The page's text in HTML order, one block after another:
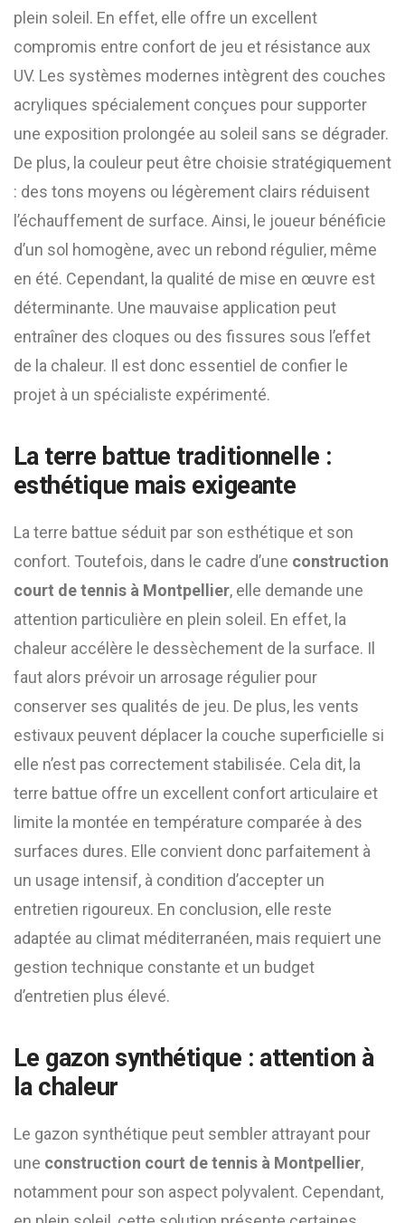
plein soleil. En effet, elle offre un excellent
compromis entre confort de jeu et résistance aux
UV. Les systèmes modernes intègrent des couches
acryliques spécialement conçues pour supporter
une exposition prolongée au soleil sans se dégrader.
De plus, la couleur peut être choisie stratégiquement
: des tons moyens ou légèrement clairs réduisent
l’échauffement de surface. Ainsi, le joueur bénéficie
d’un sol homogène, avec un rebond régulier, même
en été. Cependant, la qualité de mise en œuvre est
déterminante. Une mauvaise application peut
entraîner des cloques ou des fissures sous l’effet
de la chaleur. Il est donc essentiel de confier le
projet à un spécialiste expérimenté.
La terre battue traditionnelle :
esthétique mais exigeante
La terre battue séduit par son esthétique et son
confort. Toutefois, dans le cadre d’une construction
court de tennis à Montpellier, elle demande une
attention particulière en plein soleil. En effet, la
chaleur accélère le dessèchement de la surface. Il
faut alors prévoir un arrosage régulier pour
conserver ses qualités de jeu. De plus, les vents
estivaux peuvent déplacer la couche superficielle si
elle n’est pas correctement stabilisée. Cela dit, la
terre battue offre un excellent confort articulaire et
limite la montée en température comparée à des
surfaces dures. Elle convient donc parfaitement à
un usage intensif, à condition d’accepter un
entretien rigoureux. En conclusion, elle reste
adaptée au climat méditerranéen, mais requiert une
gestion technique constante et un budget
d’entretien plus élevé.
Le gazon synthétique : attention à
la chaleur
Le gazon synthétique peut sembler attrayant pour
une construction court de tennis à Montpellier,
notamment pour son aspect polyvalent. Cependant,